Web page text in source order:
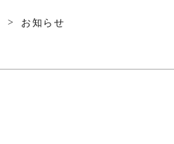
> お知らせ